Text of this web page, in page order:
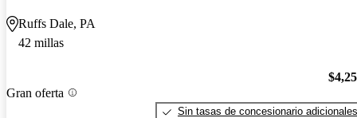
Ruffs Dale, PA
42 millas
Gran oferta
Sin tasas de concesionario adicionales